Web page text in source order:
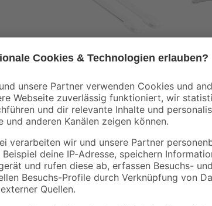
weiß
cm 2
Vitragestangen weiß
100 - 160 cm 2 Stück
6,99€
50